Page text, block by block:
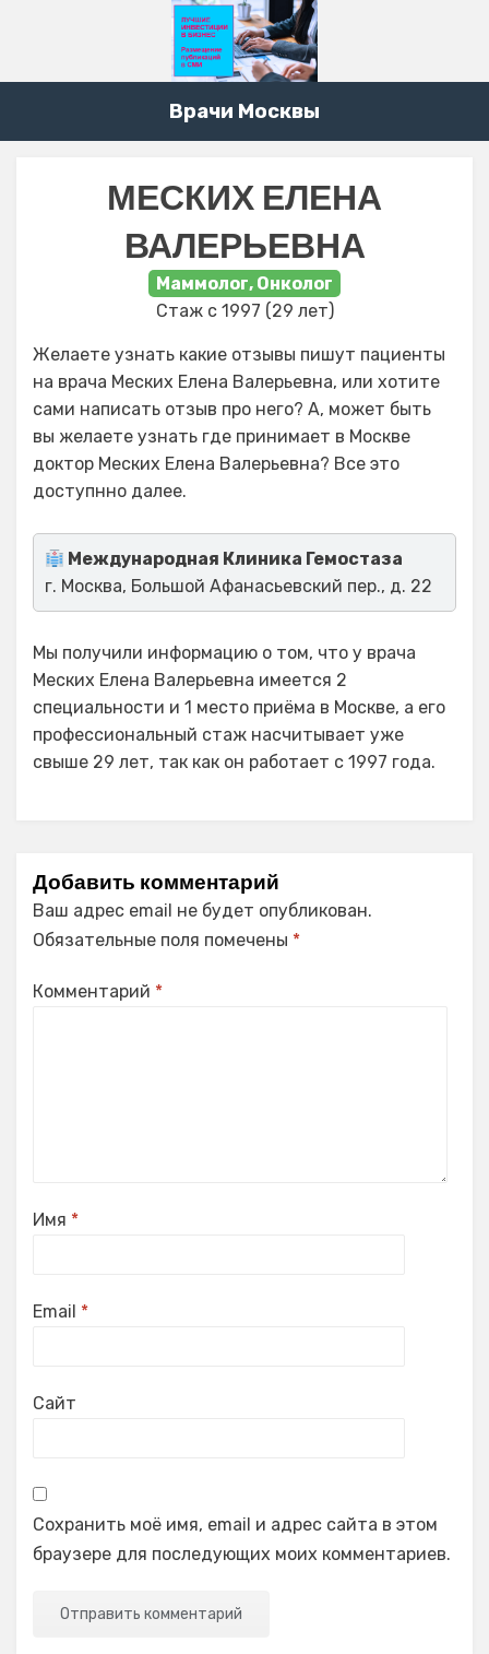
Врачи Москвы
МЕСКИХ ЕЛЕНА
ВАЛЕРЬЕВНА
Маммолог, Онколог
Стаж с 1997 (29 лет)
Желаете узнать какие отзывы пишут пациенты
на врача Меских Елена Валерьевна, или хотите
сами написать отзыв про него? А, может быть
вы желаете узнать где принимает в Москве
доктор Меских Елена Валерьевна? Все это
доступнно далее.
Международная Клиника Гемостаза
г. Москва, Большой Афанасьевский пер., д. 22
Мы получили информацию о том, что у врача
Меских Елена Валерьевна имеется 2
специальности и 1 место приёма в Москве, а его
профессиональный стаж насчитывает уже
свыше 29 лет, так как он работает с 1997 года.
Добавить комментарий
Ваш адрес email не будет опубликован.
Обязательные поля помечены *
Комментарий *
Имя *
Email *
Сайт
Сохранить моё имя, email и адрес сайта в этом
браузере для последующих моих комментариев.